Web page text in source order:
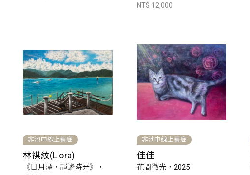
NT$ 12,000
非池中線上藝廊
林祺紋(Liora)
《日月潭・靜謐時光》，
非池中線上藝廊
佳佳
花間微光，2025